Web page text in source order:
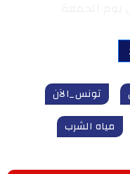
تونس_الآن
مياه الشرب